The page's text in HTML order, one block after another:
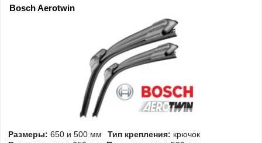
Bosch Aerotwin
Размеры: 650 и 500 мм Тип крепления: крючок